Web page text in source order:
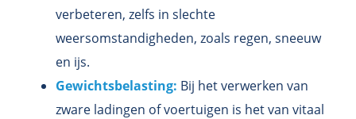
verbeteren, zelfs in slechte
weersomstandigheden, zoals regen, sneeuw
en ijs.
Gewichtsbelasting: Bij het verwerken van
zware ladingen of voertuigen is het van vitaal